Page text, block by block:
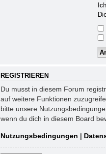
REGISTRIEREN
Du musst in diesem Forum
auf weitere Funktionen
bitte unsere
wenn du dich in diesem Board
Nutzungsbedingungen |